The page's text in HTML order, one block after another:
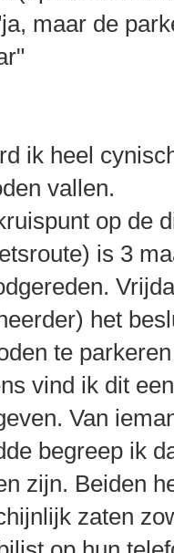
maar de
ik heel
vallen.
op de
is 3
het
te
vind ik dit
Van
begreep ik
zijn. Beiden
zaten